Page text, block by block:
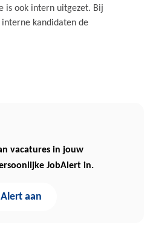
is ook intern uitgezet. Bij
kandidaten de
vacatures in jouw
JobAlert in.
aan